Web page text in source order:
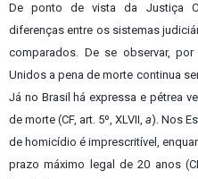
De ponto de vista da Justiça
diferenças entre os sistemas
comparados. De se observar,
Unidos a pena de morte continua
Já no Brasil há expressa e pétrea
de morte (CF, art. 5º, XLVII, a). Nos
de homicídio é imprescritível,
prazo máximo legal de 20 anos